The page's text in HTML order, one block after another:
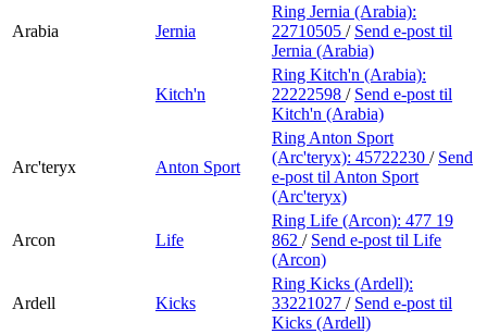
Arabia Jernia
Ring Jernia (Arabia):
22710505 / Send e-post til
Jernia (Arabia)
Kitch'n
Ring Kitch'n (Arabia):
22222598 / Send e-post til
Kitch'n (Arabia)
Arc'teryx Anton Sport
Ring Anton Sport
(Arc'teryx): 45722230 / Send
e-post til Anton Sport
(Arc'teryx)
Arcon Life
Ring Life (Arcon): 477 19
862 / Send e-post til Life
(Arcon)
Ardell Kicks
Ring Kicks (Ardell):
33221027 / Send e-post til
Kicks (Ardell)